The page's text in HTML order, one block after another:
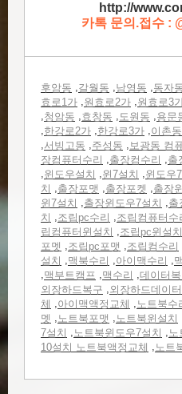
http://
카톡 문의.접수 :
후암동 ,갈월동 ,남영동 ,동자
효로1가 ,원효로2가 ,원효로3
,청암동 ,효창동 ,도원동 ,용문
,한강로2가 ,한강로3가 ,이촌동
,서빙고동 ,주성동 ,보광동 컴
장컴퓨터수리 ,출장컴수리 ,출
,윈도우설치 ,윈7설치 ,윈도우
치 ,출장포맷 ,출장포켓 ,출장
윈7설치 ,출장윈도우7설치 ,출
치 ,조립pc수리 ,조립컴퓨터수
립컴퓨터윈설치 ,조립pc윈설치
포멧 ,조립pc포맷 ,조립컴수리
설치 ,맥북수리 ,아이맥수리 ,
,맥부트캠프 ,맥수리 ,데이터
외장하드복구 ,외장하드데이
체 ,아이맥액정교체 ,노트북수
멧 ,노트북포맷 ,노트북윈설치
7설치 ,노트북윈도우7설치 ,노
10설치 노트북액정교체 ,노트